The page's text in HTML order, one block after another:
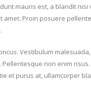
mauris est, a blandit
Proin posuere
Vestibulum
non enim
et purus at, ullamcorper